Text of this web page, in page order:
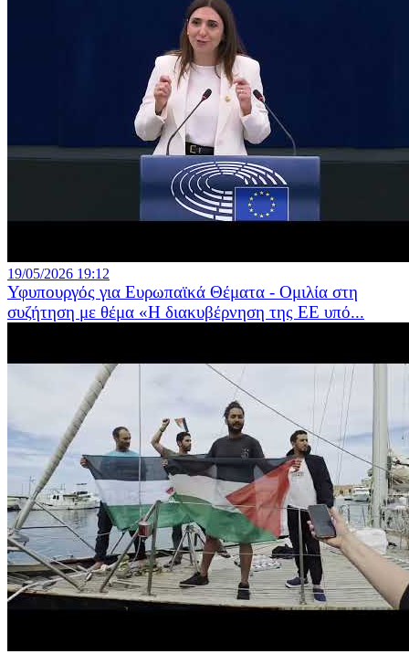
19/05/2026 19:12
Υφυπουργός για Ευρωπαϊκά Θέματα - Ομιλία στη
συζήτηση με θέμα «Η διακυβέρνηση της ΕΕ υπό...